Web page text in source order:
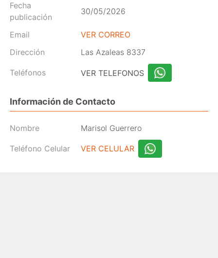
Fecha
publicación
30/05/2026
Email
VER CORREO
Dirección
Las Azaleas 8337
Teléfonos VER TELEFONOS
Información de Contacto
Nombre Marisol Guerrero
Teléfono Celular VER CELULAR